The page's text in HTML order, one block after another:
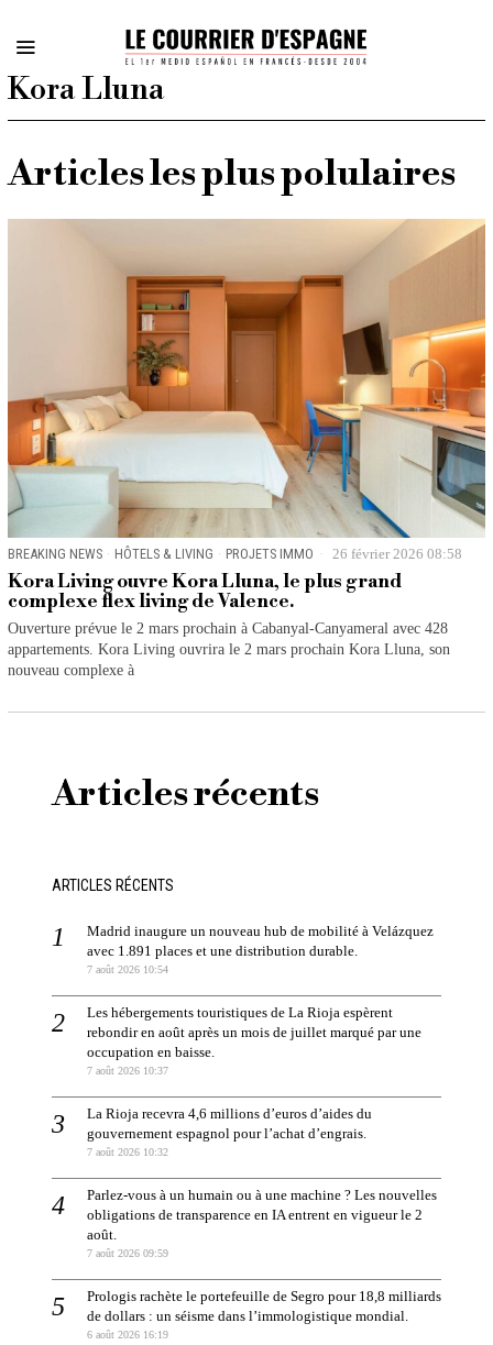
Kora Lluna
Articles les plus polulaires
BREAKING NEWS · HÔTELS & LIVING · PROJETS IMMO 26 février 2026 08:58
Kora Living ouvre Kora Lluna, le plus grand
complexe flex living de Valence.
Ouverture prévue le 2 mars prochain à Cabanyal-Canyameral avec 428
appartements. Kora Living ouvrira le 2 mars prochain Kora Lluna, son
nouveau complexe à
Articles récents
ARTICLES RÉCENTS
Madrid inaugure un nouveau hub de mobilité à Velázquez
avec 1.891 places et une distribution durable.
7 août 2026 10:54
Les hébergements touristiques de La Rioja espèrent
rebondir en août après un mois de juillet marqué par une
occupation en baisse.
7 août 2026 10:37
La Rioja recevra 4,6 millions d’euros d’aides du
gouvernement espagnol pour l’achat d’engrais.
7 août 2026 10:32
Parlez-vous à un humain ou à une machine ? Les nouvelles
obligations de transparence en IA entrent en vigueur le 2
août.
7 août 2026 09:59
Prologis rachète le portefeuille de Segro pour 18,8 milliards
de dollars : un séisme dans l’immologistique mondial.
6 août 2026 16:19